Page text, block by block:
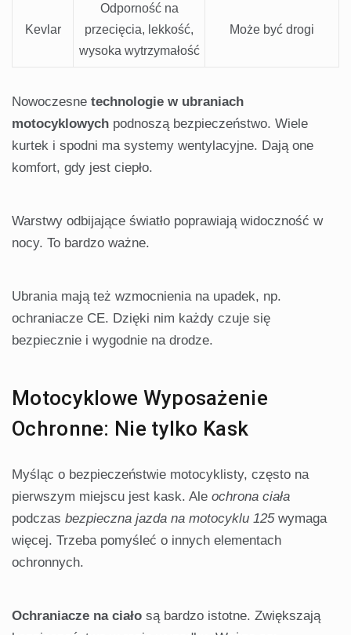
Kevlar
Odporność na
przecięcia, lekkość,
wysoka wytrzymałość
Może być drogi
Nowoczesne technologie w ubraniach
motocyklowych podnoszą bezpieczeństwo. Wiele
kurtek i spodni ma systemy wentylacyjne. Dają one
komfort, gdy jest ciepło.
Warstwy odbijające światło poprawiają widoczność w
nocy. To bardzo ważne.
Ubrania mają też wzmocnienia na upadek, np.
ochraniacze CE. Dzięki nim każdy czuje się
bezpiecznie i wygodnie na drodze.
Motocyklowe Wyposażenie
Ochronne: Nie tylko Kask
Myśląc o bezpieczeństwie motocyklisty, często na
pierwszym miejscu jest kask. Ale ochrona ciała
podczas bezpieczna jazda na motocyklu 125wymaga
więcej. Trzeba pomyśleć o innych elementach
ochronnych.
Ochraniacze na ciało są bardzo istotne. Zwiększają